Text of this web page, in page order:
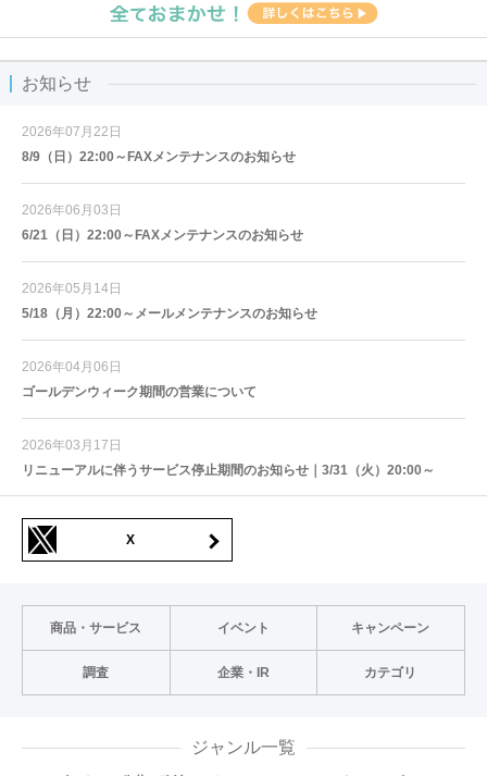
お知らせ
2026年07月22日
8/9（日）22:00～FAXメンテナンスのお知らせ
2026年06月03日
6/21（日）22:00～FAXメンテナンスのお知らせ
2026年05月14日
5/18（月）22:00～メールメンテナンスのお知らせ
2026年04月06日
ゴールデンウィーク期間の営業について
2026年03月17日
リニューアルに伴うサービス停止期間のお知らせ｜3/31（火）20:00～
X
商品・サービス イベント キャンペーン
調査 企業・IR カテゴリ
ジャンル一覧